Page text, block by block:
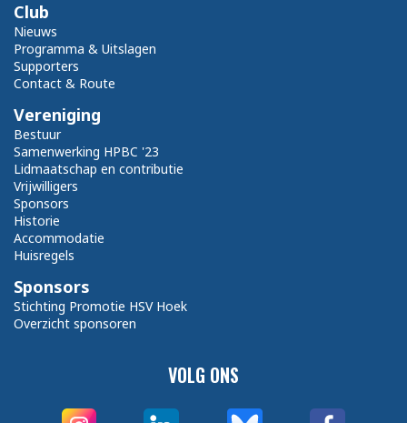
VOLG ONS
Club
Nieuws
Programma & Uitslagen
Supporters
Contact & Route
Vereniging
Bestuur
Samenwerking HPBC '23
Lidmaatschap en contributie
Vrijwilligers
Sponsors
Historie
Accommodatie
Huisregels
Sponsors
Stichting Promotie HSV Hoek
Overzicht sponsoren